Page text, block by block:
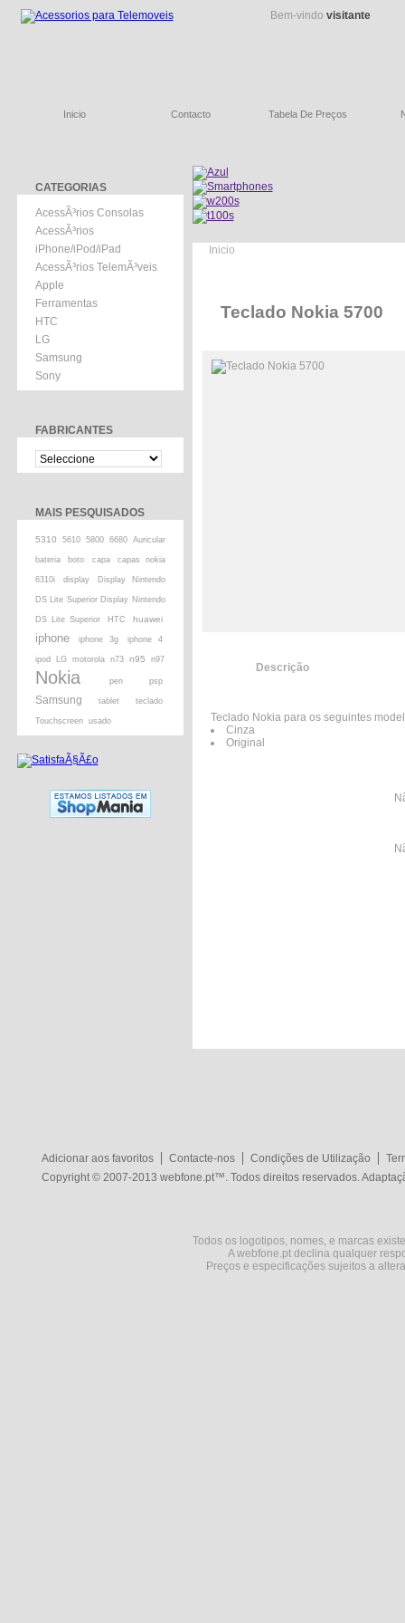
Bem-vindo visitante
Inicio Contacto Tabela De Preços
CATEGORIAS
AcessÃ³rios Consolas
AcessÃ³rios
iPhone/iPod/iPad
AcessÃ³rios TelemÃ³veis
Apple
Ferramentas
HTC
LG
Samsung
Sony
FABRICANTES
MAIS PESQUISADOS
5310 5610 5800 6680 Auricular
bateria boto capa capas nokia
6310i display Display Nintendo
DS Lite Superior Display Nintendo
DS Lite Superior HTC huawei
iphone iphone 3g iphone 4
ipod LG motorola n73 n95 n97
Nokia pen psp
Samsung tablet teclado
Touchscreen usado
Inicio
Teclado Nokia 5700
Descrição
Teclado Nokia para os seguintes
Cinza
Original
Adicionar aos favoritos Contacte-nos Condições de Utilização
Copyright © 2007-2013 webfone.pt™. Todos direitos reservados.
Todos os logotipos, nomes, e marcas
A webfone.pt declina qualquer
Preços e especificações sujeitos a